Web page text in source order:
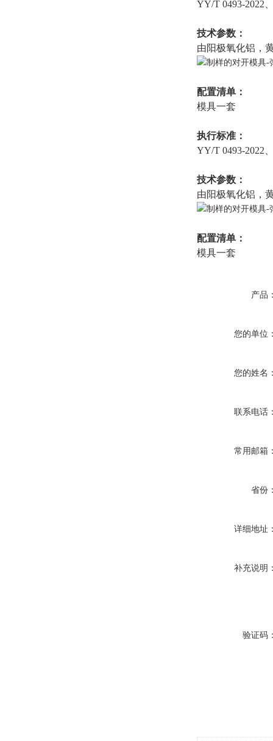
YY/T 0493-2022
技术参数：
由阳极氧化铝，
配置清单：
模具一套
执行标准：
YY/T 0493-2022
技术参数：
由阳极氧化铝，
配置清单：
模具一套
产品
您的单位
您的姓名
联系电话
常用邮箱
省份
详细地址
补充说明
验证码